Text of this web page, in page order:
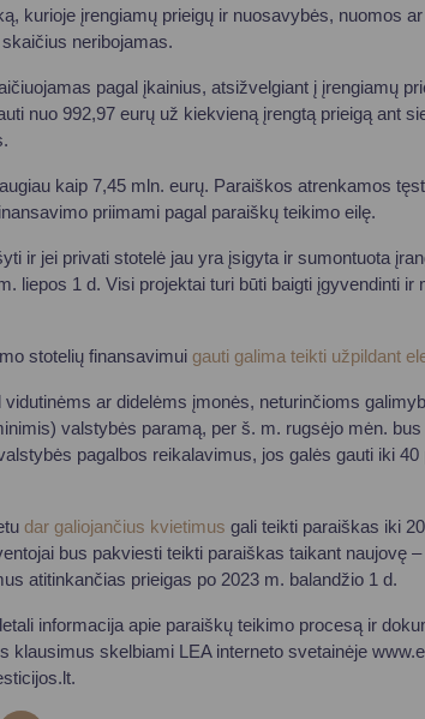
kurioje įrengiamų prieigų ir nuosavybės, nuomos
skaičius neribojamas.
pagal įkainius, atsižvelgiant į įrengiamų
nuo 992,97 eurų už kiekvieną įrengtą prieigą ant
kaip 7,45 mln. eurų. Paraiškos atrenkamos
priimami pagal paraiškų teikimo eilę.
ir jei privati stotelė jau yra įsigyta ir sumontuota
liepos 1 d. Visi projektai turi būti baigti įgyvendinti
stotelių finansavimui gauti galima teikti užpildant
vidutinėms ar didelėms įmonės, neturinčioms
valstybės paramą, per š. m. rugsėjo mėn.
pagalbos reikalavimus, jos galės gauti iki
dar galiojančius kvietimus gali teikti paraiškas iki
bus pakviesti teikti paraiškas taikant naujovę
atitinkančias prieigas po 2023 m. balandžio 1 d.
informacija apie paraiškų teikimo procesą ir
klausimus skelbiami LEA interneto svetainėje